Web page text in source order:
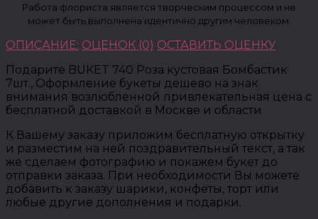
Работа флориста является творческим процессом и не
может быть выполнена идентично другим человеком.
ОПИСАНИЕ: ОЦЕНОК (0) ОСТАВИТЬ ОЦЕНКУ
Подарите BUKET 740 Роза кустовая Бомбастик
7шт., Оформление букеты дешево на знак
внимания возлюбленной привлекательная цена с
бесплатной доставкой в Москве и области
К Вашему заказу приложим бесплатную открытку
и разместим на ней поздравительный текст, а так
же сделаем фотографию и покажем букет до
отправки заказа. При необходимости Вы можете
добавить к заказу шарики, конфеты, торт или
любые другие дополнения и подарки.